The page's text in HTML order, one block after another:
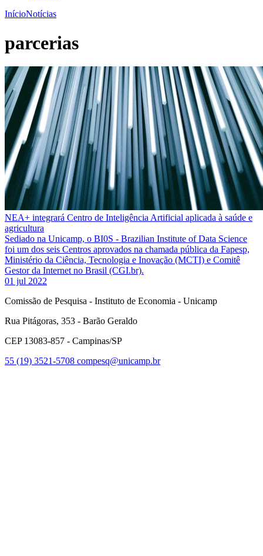
InícioNotícias
parcerias
NEA+ integrará Centro de Inteligência Artificial aplicada à saúde e
agricultura
Sediado na Unicamp, o BI0S - Brazilian Institute of Data Science
foi um dos seis Centros aprovados na chamada pública da Fapesp,
Ministério da Ciência, Tecnologia e Inovação (MCTI) e Comitê
Gestor da Internet no Brasil (CGI.br).
01 jul 2022
Comissão de Pesquisa - Instituto de Economia - Unicamp
Rua Pitágoras, 353 - Barão Geraldo
CEP 13083-857 - Campinas/SP
55 (19) 3521-5708 compesq@unicamp.br